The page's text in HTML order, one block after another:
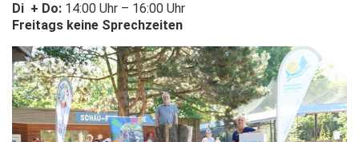
Di + Do: 14:00 Uhr – 16:00 Uhr
Freitags keine Sprechzeiten